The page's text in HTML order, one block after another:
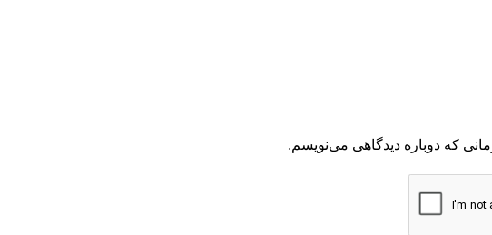
که دوباره دیدگاهی می‌نویسم.